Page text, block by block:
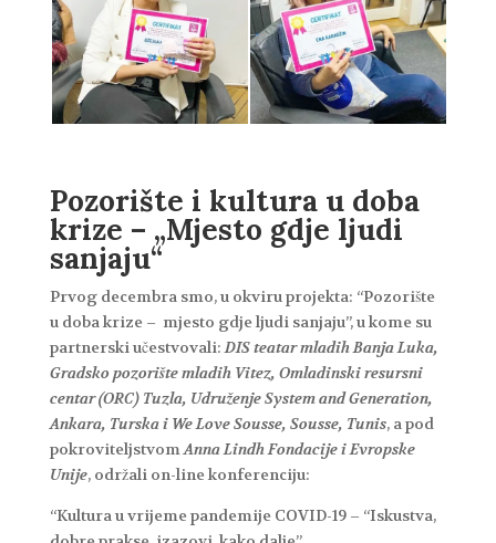
Pozorište i kultura u doba
krize – „Mjesto gdje ljudi
sanjaju“
Prvog decembra smo, u okviru projekta: “Pozorište
u doba krize – mjesto gdje ljudi sanjaju”, u kome su
partnerski učestvovali: DIS teatar mladih Banja Luka,
Gradsko pozorište mladih Vitez, Omladinski resursni
centar (ORC) Tuzla, Udruženje System and Generation,
Ankara, Turska i We Love Sousse, Sousse, Tunis, a pod
pokroviteljstvom Anna Lindh Fondacije i Evropske
Unije, održali on-line konferenciju:
“Kultura u vrijeme pandemije COVID-19 – “Iskustva,